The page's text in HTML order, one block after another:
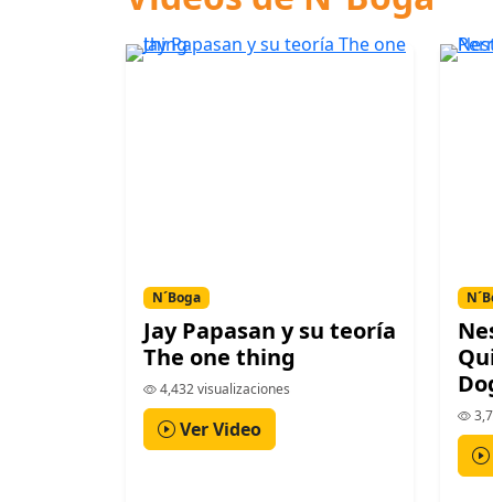
N´Boga
Jay Papasan y su teoría
The one thing
4,432 visualizaciones
Ver Video